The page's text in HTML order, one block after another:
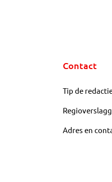
Contact
Tip de
Adres en